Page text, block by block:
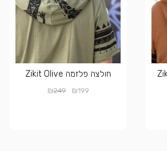
חולצה פלזמה Zikit Olive
₪199
₪249